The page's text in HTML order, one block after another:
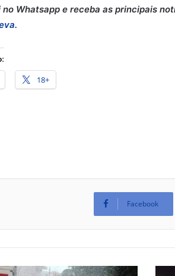
no Whatsapp e receba as principais
18+
Facebook